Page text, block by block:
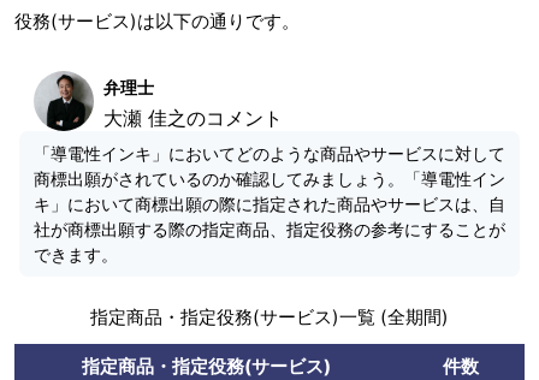
役務(サービス)は以下の通りです。
弁理士
大瀬 佳之のコメント
「導電性インキ」においてどのような商品やサービスに対して
商標出願がされているのか確認してみましょう。「導電性イン
キ」において商標出願の際に指定された商品やサービスは、自
社が商標出願する際の指定商品、指定役務の参考にすることが
できます。
指定商品・指定役務(サービス)一覧 (全期間)
指定商品・指定役務(サービス) 件数